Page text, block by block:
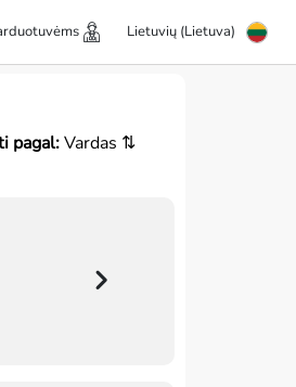
Lietuvių (Lietuva)
pagal:Vardas ⇅